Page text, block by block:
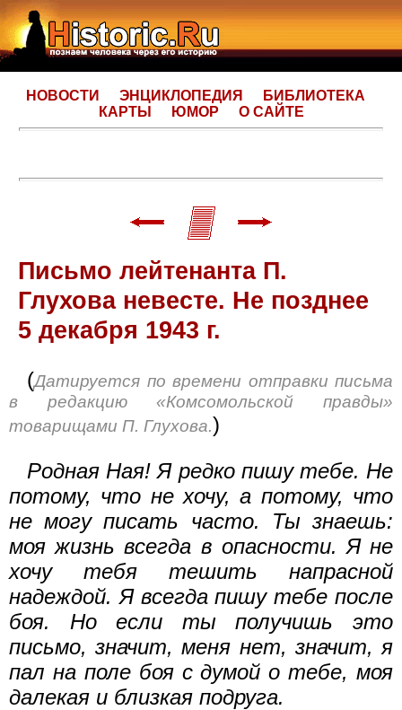
НОВОСТИ ЭНЦИКЛОПЕДИЯ
БИБЛИОТЕКА
КАРТЫ
ЮМОР О САЙТЕ
Письмо лейтенанта П.
Глухова невесте. Не позднее
5 декабря 1943 г.
(Датируется по времени отправки письма
в редакцию «Комсомольской правды»
товарищами П. Глухова.)
Родная Ная! Я редко пишу тебе. Не
потому, что не хочу, а потому, что
не могу писать часто. Ты знаешь:
моя жизнь всегда в опасности. Я не
хочу тебя тешить напрасной
надеждой. Я всегда пишу тебе после
боя. Но если ты получишь это
письмо, значит, меня нет, значит, я
пал на поле боя с думой о тебе, моя
далекая и близкая подруга.